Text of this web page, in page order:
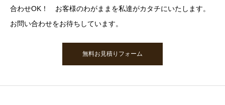
合わせOK！ お客様のわがままを私達がカタチにいたします。
お問い合わせをお待ちしています。
無料お見積りフォーム